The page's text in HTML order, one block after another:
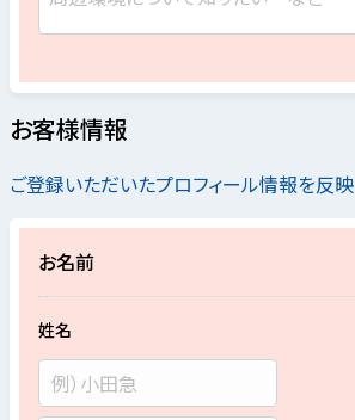
お客様情報
ご登録いただいたプロフィール情報を反映
お名前
姓名